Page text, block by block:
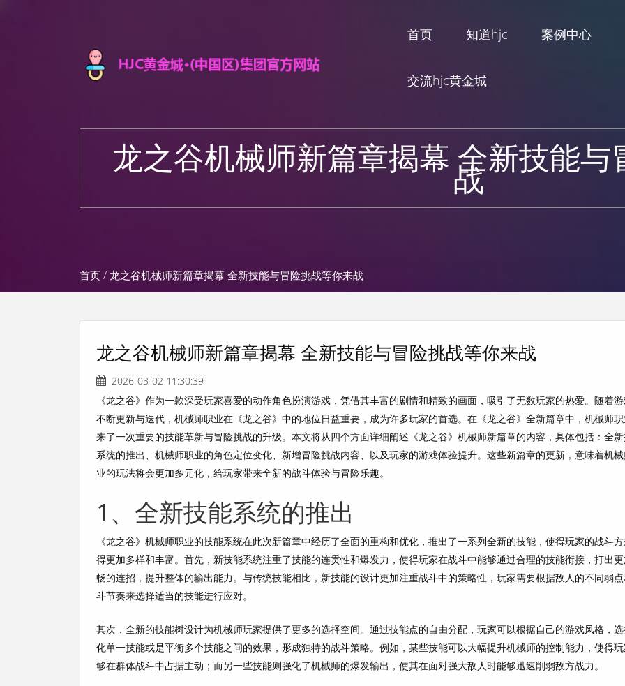
首页 知道hjc 案例中心
交流hjc黄金城
龙之谷机械师新篇章揭幕 全新技能与
战
首页 / 龙之谷机械师新篇章揭幕 全新技能与冒险挑战等你来战
龙之谷机械师新篇章揭幕 全新技能与冒险挑战等你来战
2026-03-02 11:30:39
《龙之谷》作为一款深受玩家喜爱的动作角色扮演游戏，凭借其丰富的剧情和精致的画面，吸引了无数玩家的热爱。随着
不断更新与迭代，机械师职业在《龙之谷》中的地位日益重要，成为许多玩家的首选。在《龙之谷》全新篇章中，机械师
来了一次重要的技能革新与冒险挑战的升级。本文将从四个方面详细阐述《龙之谷》机械师新篇章的内容，具体包括：全
系统的推出、机械师职业的角色定位变化、新增冒险挑战内容、以及玩家的游戏体验提升。这些新篇章的更新，意味着机
业的玩法将会更加多元化，给玩家带来全新的战斗体验与冒险乐趣。
1、全新技能系统的推出
《龙之谷》机械师职业的技能系统在此次新篇章中经历了全面的重构和优化，推出了一系列全新的技能，使得玩家的战斗
得更加多样和丰富。首先，新技能系统注重了技能的连贯性和爆发力，使得玩家在战斗中能够通过合理的技能衔接，打出
畅的连招，提升整体的输出能力。与传统技能相比，新技能的设计更加注重战斗中的策略性，玩家需要根据敌人的不同弱
斗节奏来选择适当的技能进行应对。
其次，全新的技能树设计为机械师玩家提供了更多的选择空间。通过技能点的自由分配，玩家可以根据自己的游戏风格，
化单一技能或是平衡多个技能之间的效果，形成独特的战斗策略。例如，某些技能可以大幅提升机械师的控制能力，使得
够在群体战斗中占据主动；而另一些技能则强化了机械师的爆发输出，使其在面对强大敌人时能够迅速削弱敌方战力。